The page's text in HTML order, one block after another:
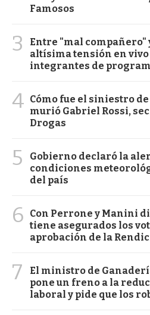
Famosos
3
Entre "mal compañero"
altísima tensión en
integrantes de
4 Cómo fue el siniestro
murió Gabriel Rossi,
Drogas
5
Gobierno declaró la
condiciones
del país
6
Con Perrone y Manini
tiene asegurados los
aprobación de la
7
El ministro de
pone un freno a la
laboral y pide que los